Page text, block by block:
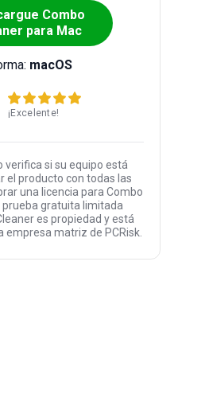
Combo
para Mac
macOS
¡Excelente!
verifica si su equipo está
el producto con todas las
una licencia para Combo
prueba gratuita limitada
es propiedad y está
empresa matriz de PCRisk.